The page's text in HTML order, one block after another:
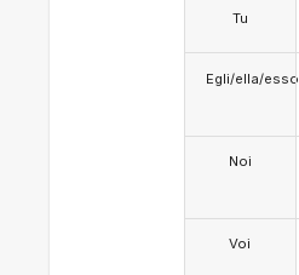
Tu
Egli/ella/esso
Noi
Voi